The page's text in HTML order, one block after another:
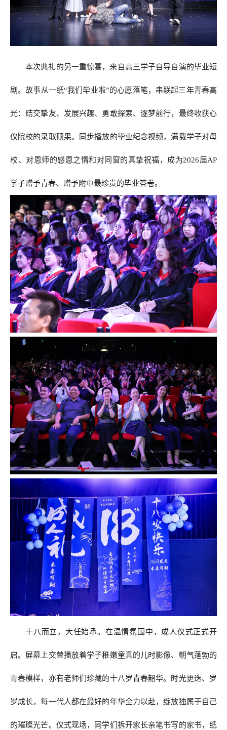
本次典礼的另一重惊喜，来自高三学子自导自演的毕业短
剧。故事从一纸“我们毕业啦”的心愿落笔，串联起三年青春高
光：结交挚友、发展兴趣、勇敢探索、逐梦前行，最终收获心
仪院校的录取硕果。同步播放的毕业纪念视频，满载学子对母
校、对恩师的感恩之情和对同窗的真挚祝福，成为2026届AP
学子赠予青春、赠予附中最珍贵的毕业答卷。
十八而立，大任始承。在温情氛围中，成人仪式正式开
启。屏幕上交替播放着学子稚嫩童真的儿时影像、朝气蓬勃的
青春模样，亦有老师们珍藏的十八岁青春韶华。时光更迭、岁
岁成长，每一代人都在最好的年华全力以赴，绽放独属于自己
的璀璨光芒。仪式现场，同学们拆开家长亲笔书写的家书，纸